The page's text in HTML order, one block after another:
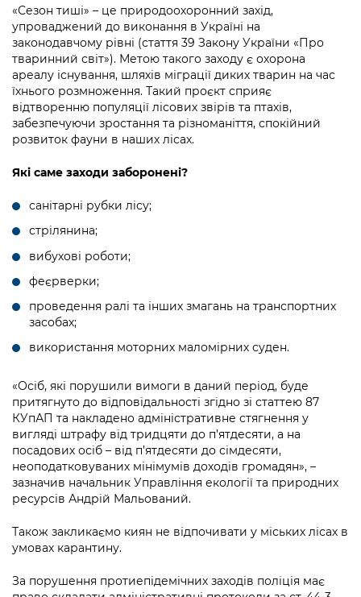
Підприємства, установи, організації
Kyiv International Relations
Річні звіти
Гендерна політика
Безбар'єрність
Київська міська військова адміністрація
Портал Захисників та Захисниць
Безбар'єрність
Портал послуг
Міський застосунок Київ Цифровий
Уряд» – місцевий рівень»
Важливе під час воєнного стану
Про відкриті дані
Портал даних Києва
Публічні дашборди
«Сезон тиші» – це природоохоронний захід,
упроваджений до виконання в Україні на
законодавчому рівні (стаття 39 Закону України «Про
тваринний світ»). Метою такого заходу є охорона
ареалу існування, шляхів міграції диких тварин на час
їхнього розмноження. Такий проєкт сприяє
відтворенню популяції лісових звірів та птахів,
забезпечуючи зростання та різноманіття, спокійний
розвиток фауни в наших лісах.
Які саме заходи заборонені?
санітарні рубки лісу;
стрілянина;
вибухові роботи;
феєрверки;
проведення ралі та інших змагань на транспортних
засобах;
використання моторних маломірних суден.
«Осіб, які порушили вимоги в даний період, буде
притягнуто до відповідальності згідно зі статтею 87
КУпАП та накладено адміністративне стягнення у
вигляді штрафу від тридцяти до п’ятдесяти, а на
посадових осіб – від п’ятдесяти до сімдесяти,
неоподатковуваних мінімумів доходів громадян», –
зазначив начальник Управління екології та природних
ресурсів Андрій Мальований.
Також закликаємо киян не відпочивати у міських лісах в
умовах карантину.
За порушення протиепідемічних заходів поліція має